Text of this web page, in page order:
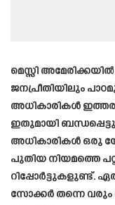
മെസ്സി
ജനപ്രീതിയിലും
അധികാരികൾ
ഇതുമായി
അധികാരികൾ ഒരു
പുതിയ നിയമത്തെ
റിപ്പോർട്ടുകളുണ്ട്.
സോക്കർ തന്നെ